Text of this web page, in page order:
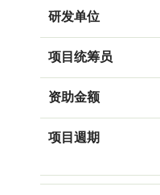
研发单位
项目统筹员
资助金额
项目週期